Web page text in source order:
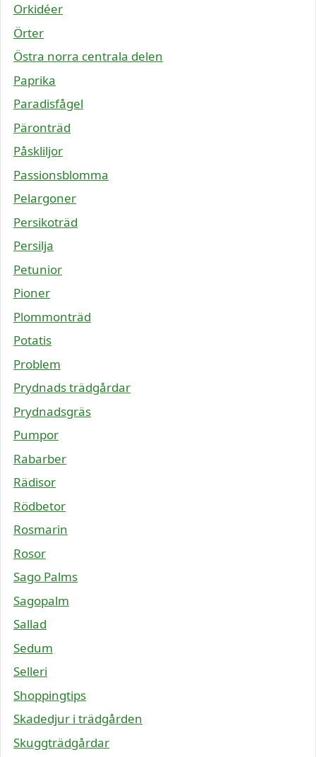
Orkidéer
Örter
Östra norra centrala delen
Paprika
Paradisfågel
Päronträd
Påskliljor
Passionsblomma
Pelargoner
Persikoträd
Persilja
Petunior
Pioner
Plommonträd
Potatis
Problem
Prydnads trädgårdar
Prydnadsgräs
Pumpor
Rabarber
Rädisor
Rödbetor
Rosmarin
Rosor
Sago Palms
Sagopalm
Sallad
Sedum
Selleri
Shoppingtips
Skadedjur i trädgården
Skuggträdgårdar